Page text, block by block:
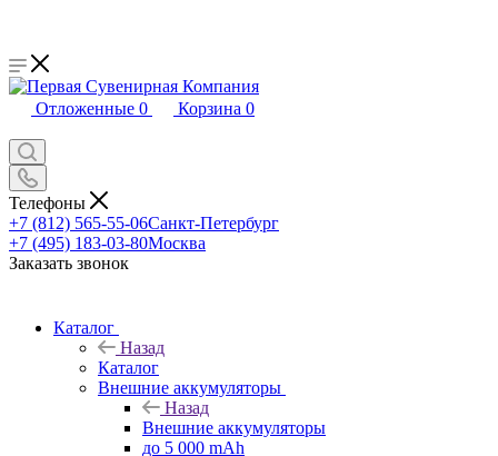
Отложенные 0 Корзина 0
Телефоны
+7 (812) 565-55-06Санкт-Петербург
+7 (495) 183-03-80Москва
Заказать звонок
Каталог
Назад
Каталог
Внешние аккумуляторы
Назад
Внешние аккумуляторы
до 5 000 mAh